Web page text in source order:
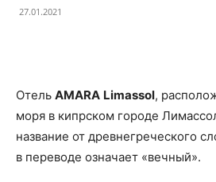
27.01.2021
Отель AMARA Limassol,
моря в кипрском городе
название от древнегреческого
в переводе означает «вечный».